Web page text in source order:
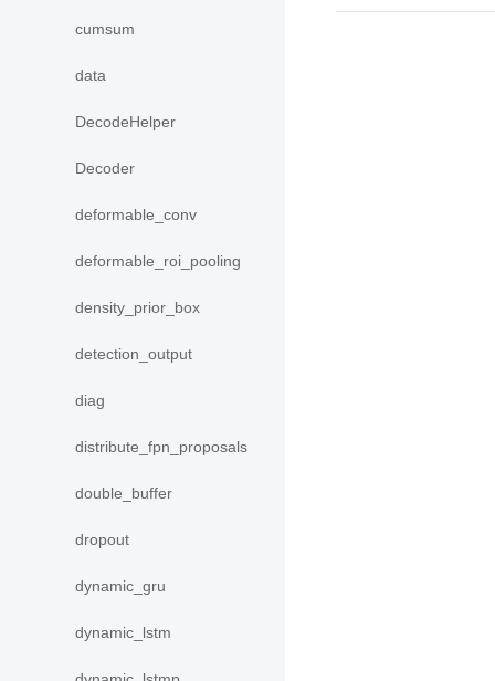
cumsum
data
DecodeHelper
Decoder
deformable_conv
deformable_roi_pooling
density_prior_box
detection_output
diag
distribute_fpn_proposals
double_buffer
dropout
dynamic_gru
dynamic_lstm